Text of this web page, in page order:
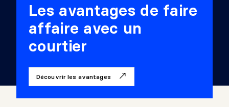
Les avantages de faire
affaire avec un
courtier
Découvrir les avantages